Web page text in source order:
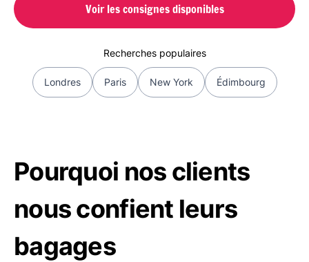
Voir les consignes disponibles
Recherches populaires
Londres Paris New York Édimbourg
Pourquoi nos clients
nous confient leurs
bagages